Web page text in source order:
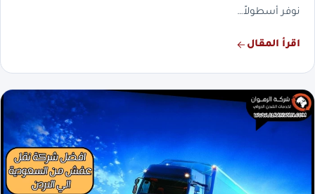
نوفر أسطولاً…
اقرأ المقال